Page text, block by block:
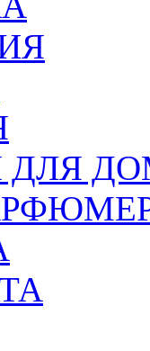
ДЛЯ